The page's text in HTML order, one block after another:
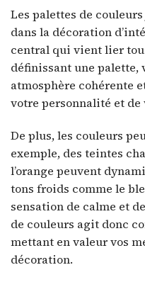
Les palettes de
dans la décoration
central qui vient lier
définissant une palette,
atmosphère cohérente
votre personnalité et de
De plus, les couleurs
exemple, des teintes
l’orange peuvent
tons froids comme le
sensation de calme et
de couleurs agit donc
mettant en valeur vos
décoration.